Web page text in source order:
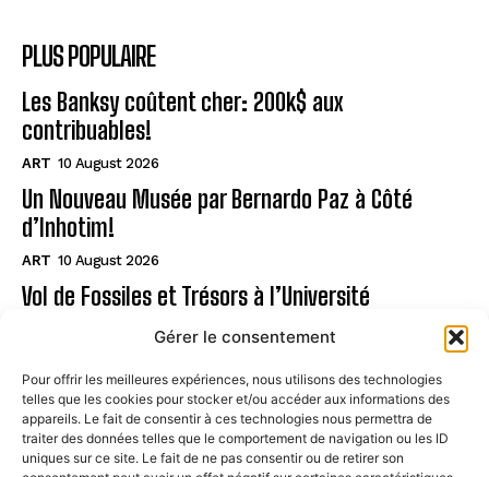
Gérer le consentement
Pour offrir les meilleures expériences, nous utilisons des technologies
telles que les cookies pour stocker et/ou accéder aux informations des
appareils. Le fait de consentir à ces technologies nous permettra de
traiter des données telles que le comportement de navigation ou les ID
uniques sur ce site. Le fait de ne pas consentir ou de retirer son
PLUS POPULAIRE
Les Banksy coûtent cher: 200k$ aux
contribuables!
ART 10 August 2026
Un Nouveau Musée par Bernardo Paz à Côté
d’Inhotim!
ART 10 August 2026
Vol de Fossiles et Trésors à l’Université
Page
CONTACT